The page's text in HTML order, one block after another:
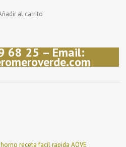
al carrito
68 25 – Email: